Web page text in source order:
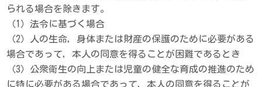
られる場合を除きます。
（1）法令に基づく場合
（2）人の生命，身体または財産の保護のために必要がある
場合であって，本人の同意を得ることが困難であるとき
（3）公衆衛生の向上または児童の健全な育成の推進のため
に特に必要がある場合であって，本人の同意を得ることが